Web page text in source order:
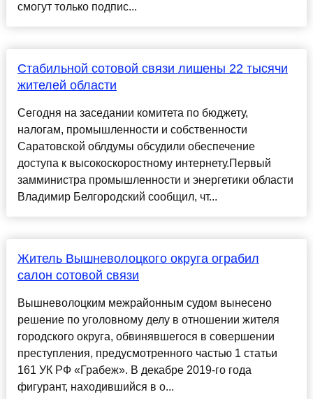
смогут только подпис...
Стабильной сотовой связи лишены 22 тысячи
жителей области
Сегодня на заседании комитета по бюджету,
налогам, промышленности и собственности
Саратовской облдумы обсудили обеспечение
доступа к высокоскоростному интернету.Первый
замминистра промышленности и энергетики области
Владимир Белгородский сообщил, чт...
Житель Вышневолоцкого округа ограбил
салон сотовой связи
Вышневолоцким межрайонным судом вынесено
решение по уголовному делу в отношении жителя
городского округа, обвинявшегося в совершении
преступления, предусмотренного частью 1 статьи
161 УК РФ «Грабеж». В декабре 2019-го года
фигурант, находившийся в о...